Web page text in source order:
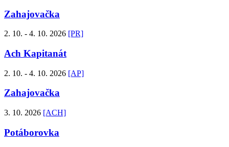
Zahajovačka
2. 10. - 4. 10. 2026 [PR]
Ach Kapitanát
2. 10. - 4. 10. 2026 [AP]
Zahajovačka
3. 10. 2026 [ACH]
Potáborovka